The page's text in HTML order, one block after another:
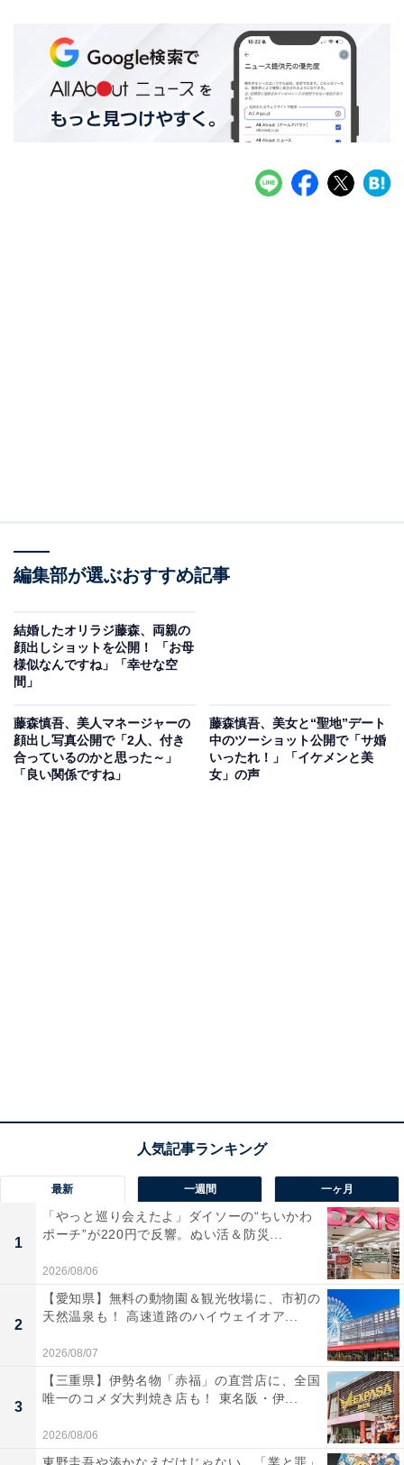
編集部が選ぶおすすめ記事
結婚したオリラジ藤森、両親の
顔出しショットを公開！ 「お母
様似なんですね」「幸せな空
間」
藤森慎吾、美人マネージャーの
顔出し写真公開で「2人、付き
合っているのかと思った～」
「良い関係ですね」
藤森慎吾、美女と“聖地”デート
中のツーショット公開で「サ婚
いったれ！」「イケメンと美
女」の声
最新 一週間 一ヶ月
1
「やっと巡り会えたよ」ダイソーの“ちいかわ
ポーチ”が220円で反響。ぬい活＆防災...
2026/08/06
2
【愛知県】無料の動物園＆観光牧場に、市初の
天然温泉も！ 高速道路のハイウェイオア...
2026/08/07
3
【三重県】伊勢名物「赤福」の直営店に、全国
唯一のコメダ大判焼き店も！ 東名阪・伊...
2026/08/06